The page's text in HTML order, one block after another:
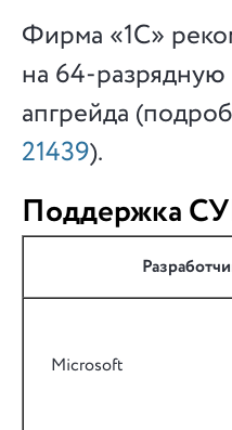
Фирма «1С»
на 64-
апгрейда
21439).
Поддержка
Microsoft